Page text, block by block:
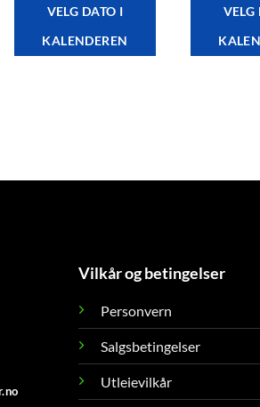
VELG DATO I
KALENDEREN
VELG
Vilkår og betingelser
Personvern
Salgsbetingelser
Utleievilkår